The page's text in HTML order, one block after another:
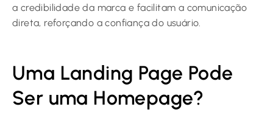
a credibilidade da marca e facilitam a comunicação
direta, reforçando a confiança do usuário.
Uma Landing Page Pode
Ser uma Homepage?